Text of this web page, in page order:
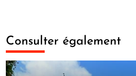
Consulter également